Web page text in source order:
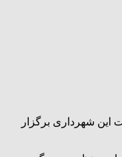
این شهرداری برگزار